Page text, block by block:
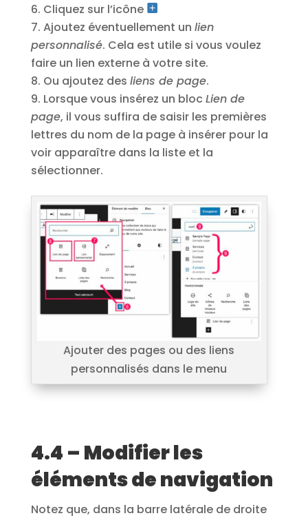
Cliquez sur l’icône
Ajoutez éventuellement un lien
personnalisé. Cela est utile si vous voulez
faire un lien externe à votre site.
Ou ajoutez des liens de page.
Lorsque vous insérez un bloc Lien de
page, il vous suffira de saisir les premières
lettres du nom de la page à insérer pour la
voir apparaître dans la liste et la
sélectionner.
Ajouter des pages ou des liens
personnalisés dans le menu
4.4 – Modifier les
éléments de navigation
Notez que, dans la barre latérale de droite